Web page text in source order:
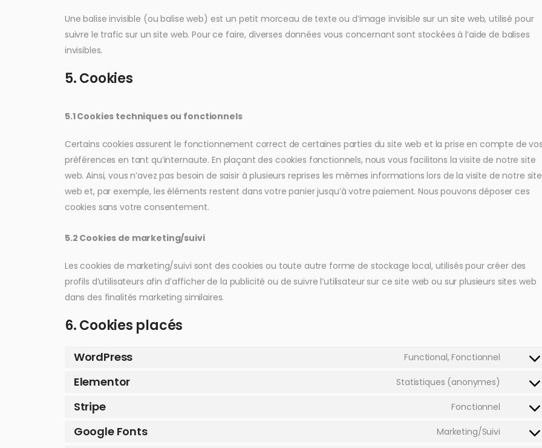
Une balise invisible (ou balise web) est un petit morceau de texte ou d’image invisible sur un site web, utilisé pour
suivre le trafic sur un site web. Pour ce faire, diverses données vous concernant sont stockées à l’aide de balises
invisibles.
5. Cookies
5.1 Cookies techniques ou fonctionnels
Certains cookies assurent le fonctionnement correct de certaines parties du site web et la prise en compte de
préférences en tant qu’internaute. En plaçant des cookies fonctionnels, nous vous facilitons la visite de notre site
web. Ainsi, vous n’avez pas besoin de saisir à plusieurs reprises les mêmes informations lors de la visite de notre site
web et, par exemple, les éléments restent dans votre panier jusqu’à votre paiement. Nous pouvons déposer ces
cookies sans votre consentement.
5.2 Cookies de marketing/suivi
Les cookies de marketing/suivi sont des cookies ou toute autre forme de stockage local, utilisés pour créer des
profils d’utilisateurs afin d’afficher de la publicité ou de suivre l’utilisateur sur ce site web ou sur plusieurs sites web
dans des finalités marketing similaires.
6. Cookies placés
WordPress Functional, Fonctionnel
Elementor Statistiques (anonymes)
Stripe Fonctionnel
Google Fonts Marketing/Suivi